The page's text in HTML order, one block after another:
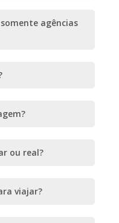
agências
ou real?
viajar?